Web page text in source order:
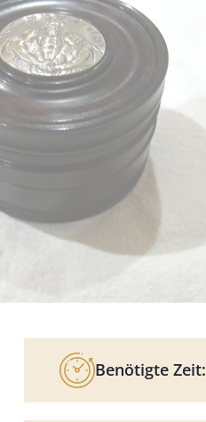
Benötigte Zeit: